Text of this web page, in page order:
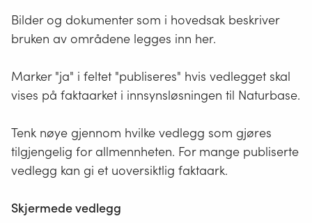
Bilder og dokumenter som i hovedsak beskriver
bruken av områdene legges inn her.
Marker "ja" i feltet "publiseres" hvis vedlegget skal
vises på faktaarket i innsynsløsningen til Naturbase.
Tenk nøye gjennom hvilke vedlegg som gjøres
tilgjengelig for allmennheten. For mange publiserte
vedlegg kan gi et uoversiktlig faktaark.
Skjermede vedlegg